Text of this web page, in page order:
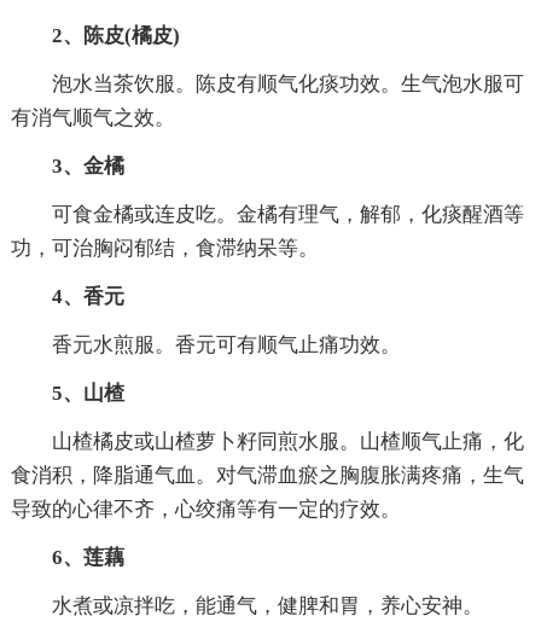
2、陈皮(橘皮)
泡水当茶饮服。陈皮有顺气化痰功效。生气泡水服可
有消气顺气之效。
3、金橘
可食金橘或连皮吃。金橘有理气，解郁，化痰醒酒等
功，可治胸闷郁结，食滞纳呆等。
4、香元
香元水煎服。香元可有顺气止痛功效。
5、山楂
山楂橘皮或山楂萝卜籽同煎水服。山楂顺气止痛，化
食消积，降脂通气血。对气滞血瘀之胸腹胀满疼痛，生气
导致的心律不齐，心绞痛等有一定的疗效。
6、莲藕
水煮或凉拌吃，能通气，健脾和胃，养心安神。